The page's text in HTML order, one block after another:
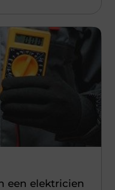
een elektricien